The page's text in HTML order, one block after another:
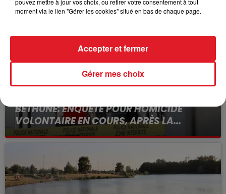
BÉTHUNE: ENQUÊTE POUR HOMICIDE
VOLONTAIRE EN COURS, APRÈS LA...
Selon les premiers éléments, le logement servait
pouvez mettre à jour vos choix, ou retirer votre consentement à tout
moment via le lien "Gérer les cookies" situé en bas de chaque page.
Gérer mes choix
Accepter et fermer